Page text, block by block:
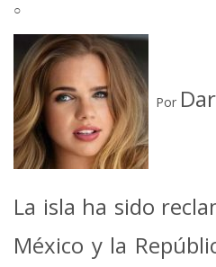
○
Por
La isla ha sido
México y la